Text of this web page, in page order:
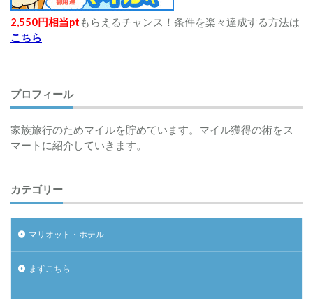
2,550円相当pt もらえるチャンス！条件を楽々達成する方法は
こちら
プロフィール
家族旅行のためマイルを貯めています。マイル獲得の術をス
マートに紹介していきます。
カテゴリー
マリオット・ホテル
まずこちら